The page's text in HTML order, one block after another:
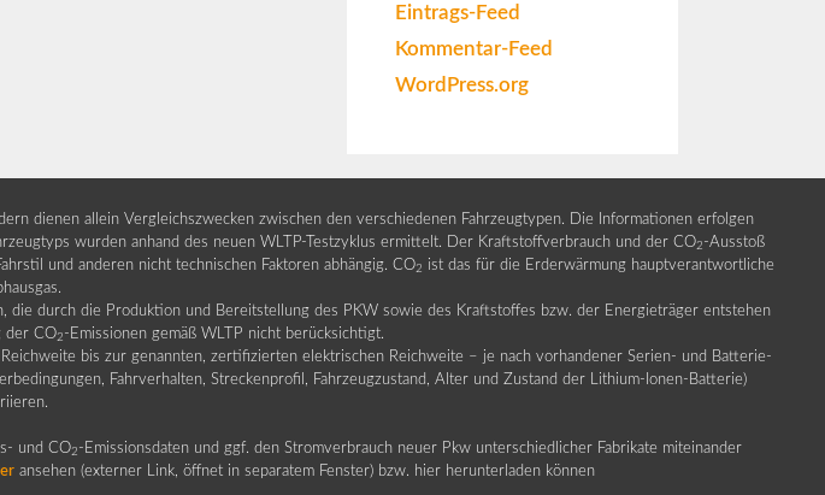
Eintrags-Feed
Kommentar-Feed
WordPress.org
dienen allein Vergleichszwecken zwischen den verschiedenen Fahrzeugtypen. Die Informationen erfolgen
wurden anhand des neuen WLTP-Testzyklus ermittelt. Der Kraftstoffverbrauch und der CO2 -Ausstoß
und anderen nicht technischen Faktoren abhängig. CO2 ist das für die Erderwärmung hauptverantwortliche
die durch die Produktion und Bereitstellung des PKW sowie des Kraftstoffes bzw. der Energieträger entstehen
der CO2 -Emissionen gemäß WLTP nicht berücksichtigt.
bis zur genannten, zertifizierten elektrischen Reichweite – je nach vorhandener Serien- und Batterie-
Fahrverhalten, Streckenprofil, Fahrzeugzustand, Alter und Zustand der Lithium-Ionen-Batterie)
und CO2 -Emissionsdaten und ggf. den Stromverbrauch neuer Pkw unterschiedlicher Fabrikate miteinander
ansehen (externer Link, öffnet in separatem Fenster) bzw. hier herunterladen können